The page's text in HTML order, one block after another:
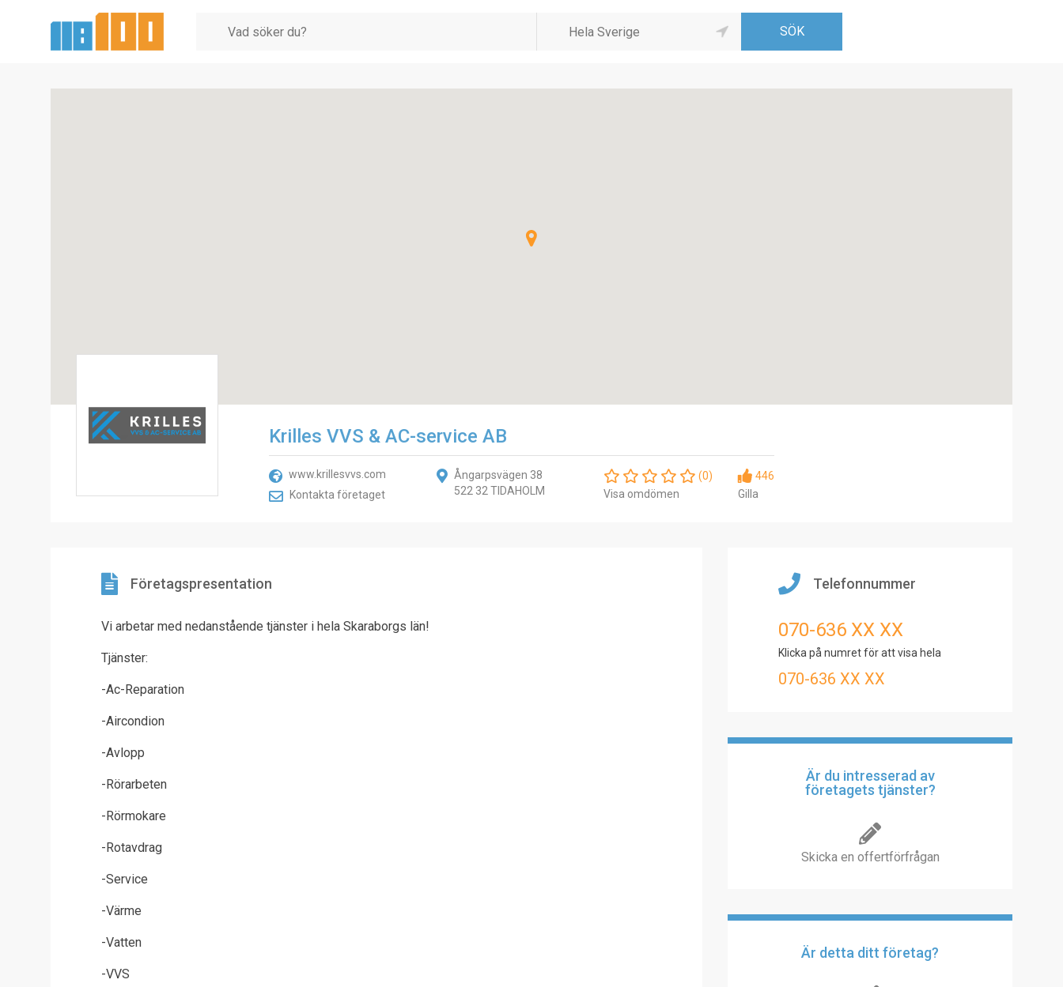
Krilles VVS & AC-service AB
www.krillesvvs.com
Kontakta företaget
Ångarpsvägen 38
522 32 TIDAHOLM
(0)
Visa omdömen
446
Gilla
Företagspresentation
Vi arbetar med nedanstående tjänster i hela Skaraborgs län!
Tjänster:
-Ac-Reparation
-Aircondion
-Avlopp
-Rörarbeten
-Rörmokare
-Rotavdrag
-Service
-Värme
-Vatten
-VVS
Telefonnummer
070-636 XX XX
Klicka på numret för att visa hela
070-636 XX XX
Är du intresserad av
företagets tjänster?
Skicka en offertförfrågan
Är detta ditt företag?